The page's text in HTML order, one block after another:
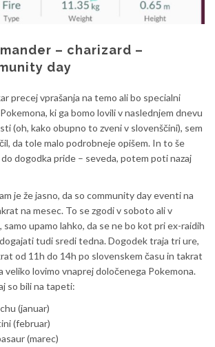
– charizard –
day
precej vprašanja na temo ali bo specialni
ki ga bomo lovili v naslednjem dnevu
(oh, kako obupno to zveni v slovenščini), sem
da tole malo podrobneje opišem. In to še
dogodka pride – seveda, potem poti nazaj
je že jasno, da so community day eventi na
na mesec. To se zgodi v soboto ali v
samo upamo lahko, da se ne bo kot pri ex-raidih
tudi sredi tedna. Dogodek traja tri ure,
od 11h do 14h po slovenskem času in takrat
veliko lovimo vnaprej določenega Pokemona.
so bili na tapeti:
(januar)
(februar)
(marec)